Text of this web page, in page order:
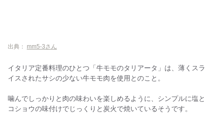
出典： mm5-3さん
イタリア定番料理のひとつ「牛モモのタリアータ」は、薄くスラ
イスされたサシの少ない牛モモ肉を使用とのこと。
噛んでしっかりと肉の味わいを楽しめるように、シンプルに塩と
コショウの味付けでじっくりと炭火で焼いているそうです。